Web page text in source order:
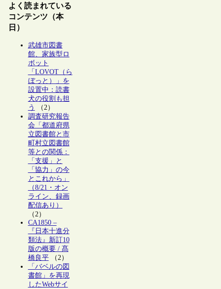
よく読まれている
コンテンツ（本
日）
武雄市図書
館、家族型ロ
ボット
「LOVOT（ら
ぼっと）」を
設置中：読書
犬の役割も担
う
（2）
調査研究報告
会「都道府県
立図書館と市
町村立図書館
等との関係：
「支援」と
「協力」の今
とこれから」
（8/21・オン
ライン、録画
配信あり）
（2）
CA1850 –
『日本十進分
類法』新訂10
版の概要 / 髙
橋良平（2）
「バベルの図
書館」を再現
したWebサイ